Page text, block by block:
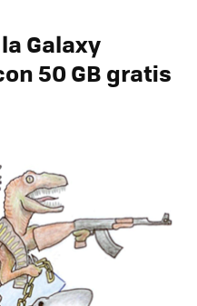
Galaxy
50 GB gratis